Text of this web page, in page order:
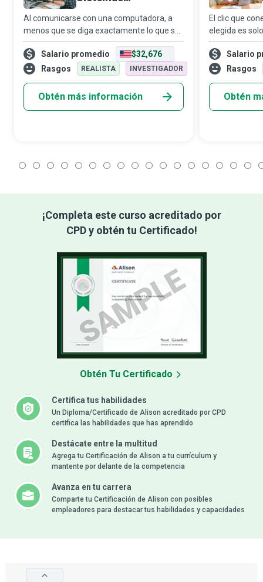
Al comunicarse con una computadora, a
menos que se diga exactamente lo que se
quiere, es inevitable que surjan
problemas... problemas que pueden
arruinar todo un día de trabajo... problemas
Salario promedio
$32,676
Rasgos
REALISTA INVESTIGADOR
Obtén más información
El clic que
elegida es
de eso está
arquitecto de
construye
Salario
Rasgos
Obtén
¡Completa este curso acreditado por
CPD y obtén tu Certificado!
Certifica tus habilidades
Un Diploma/Certificado de Alison acreditado por CPD
certifica las habilidades que has aprendido
Destácate entre la multitud
Agrega tu Certificación de Alison a tu currículum y
mantente por delante de la competencia
Avanza en tu carrera
Comparte tu Certificación de Alison con posibles
empleadores para destacar tus habilidades y capacidades
Obtén Tu Certificado